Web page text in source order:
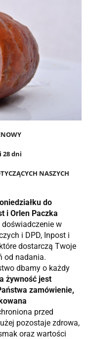
dni
NASZYCH
do
i Orlen Paczka
w
i DPD, Inpost i
dostarczą Twoje
od nadania.
dbamy o każdy
żywność jest
zamówienie,
przed
pozostaje zdrowa,
oraz wartości